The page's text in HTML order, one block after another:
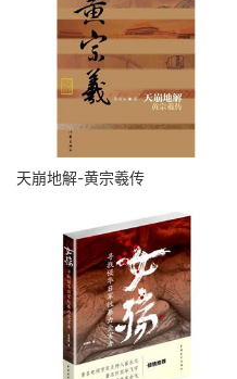
天崩地解-黄宗羲传